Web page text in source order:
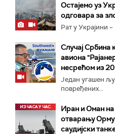
Остајемо уз
одговара за
Рат у Украјини
Случај Србина
авиона
несрећом из
Један угашен
повређених...
Иран и Оман
отварању
саудијски